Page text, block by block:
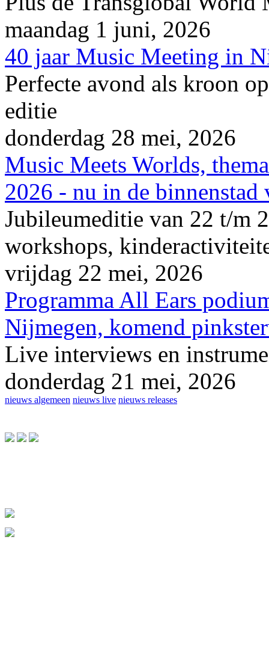
maandag 1 juni, 2026
40 jaar Music Meeting in
Perfecte avond als kroon
editie
donderdag 28 mei, 2026
Music Meets Worlds,
2026 - nu in de binnenstad
Jubileumeditie van 22 t/m
workshops,
vrijdag 22 mei, 2026
Programma All Ears
Nijmegen, komend
Live interviews en
donderdag 21 mei, 2026
nieuws algemeen nieuws live nieuws releases